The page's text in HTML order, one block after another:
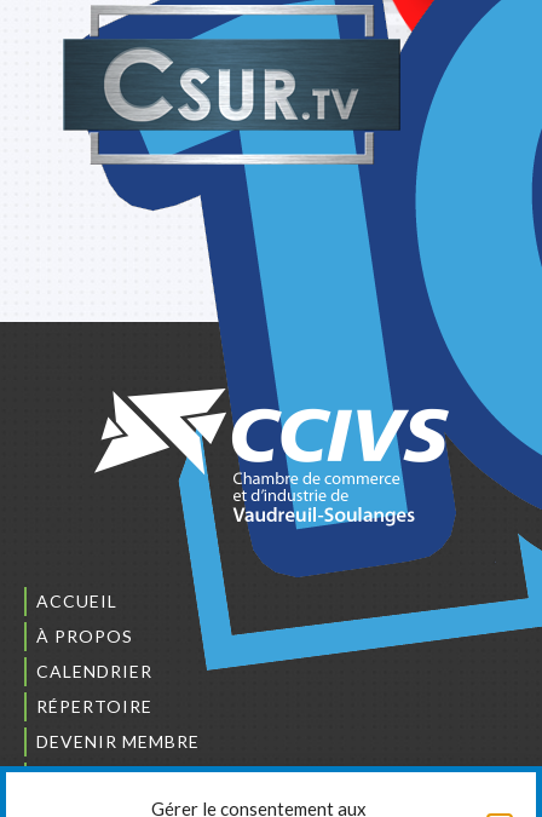
Gérer le consentement aux
ACCUEIL
À PROPOS
CALENDRIER
RÉPERTOIRE
DEVENIR MEMBRE
NOUS JOINDRE
L’ORDRE DES BÂTISSEURS